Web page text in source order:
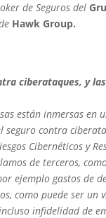
de Seguros del
Hawk Group.
ciberataques, y
están inmersas en
seguro contra
Cibernéticos y
de terceros,
ejemplo gastos de
como puede ser
infidelidad de